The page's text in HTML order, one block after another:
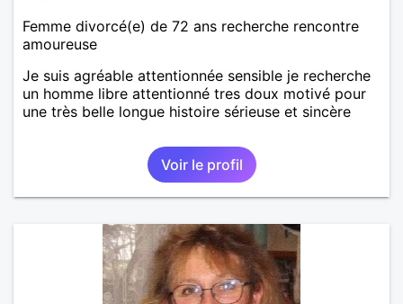
Femme divorcé(e) de 72 ans recherche rencontre
amoureuse
Je suis agréable attentionnée sensible je recherche
un homme libre attentionné tres doux motivé pour
une très belle longue histoire sérieuse et sincère
Voir le profil